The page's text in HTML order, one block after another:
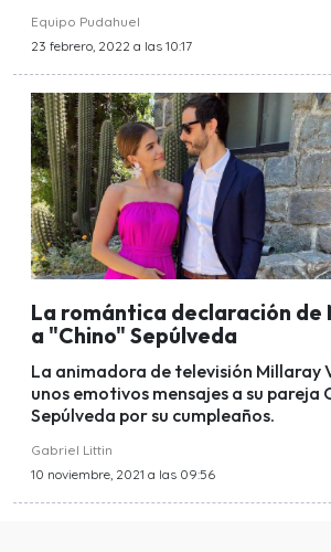
Equipo Pudahuel
23 febrero, 2022 a las 10:17
La romántica declaración de
a "Chino" Sepúlveda
La animadora de televisión Millaray
unos emotivos mensajes a su pareja
Sepúlveda por su cumpleaños.
Gabriel Littin
10 noviembre, 2021 a las 09:56